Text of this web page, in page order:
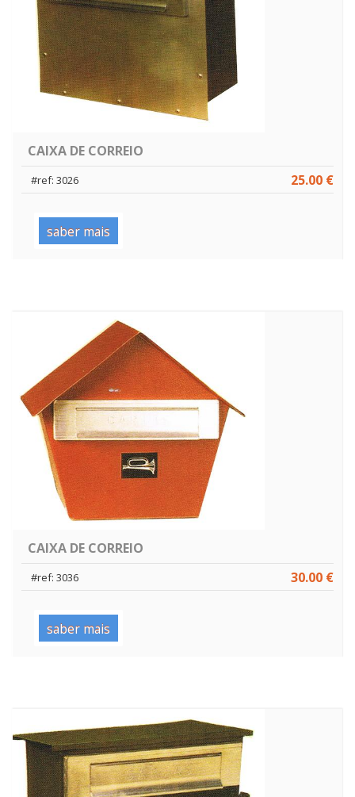
CAIXA DE CORREIO
25.00 €
#ref: 3026
saber mais
CAIXA DE CORREIO
30.00 €
#ref: 3036
saber mais